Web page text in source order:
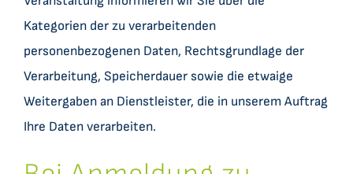
Kategorien der zu verarbeitenden
personenbezogenen Daten, Rechtsgrundlage der
Verarbeitung, Speicherdauer sowie die etwaige
Weitergaben an Dienstleister, die in unserem Auftrag
Ihre Daten verarbeiten.